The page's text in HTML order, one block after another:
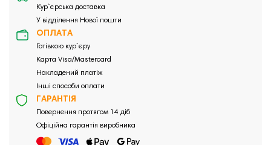
Кур`єрська доставка
У відділення Нової пошти
ОПЛАТА
Готівкою кур`єру
Карта Visa/Mastercard
Накладений платіж
Інші способи оплати
ГАРАНТІЯ
Повернення протягом 14 діб
Офіційна гарантія виробника